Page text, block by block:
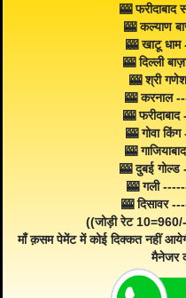
🎰
🎰 कल्याण
🎰 खाटू
🎰 दिल्ली
🎰 श्री
🎰 करनाल
🎰
🎰 गोवा
🎰
🎰 दुबई
🎰 गली
🎰 दिसावर
((जोड़ी रेट
माँ क़सम पेमेंट में कोई दिक्कत नहीं
मैनेजर